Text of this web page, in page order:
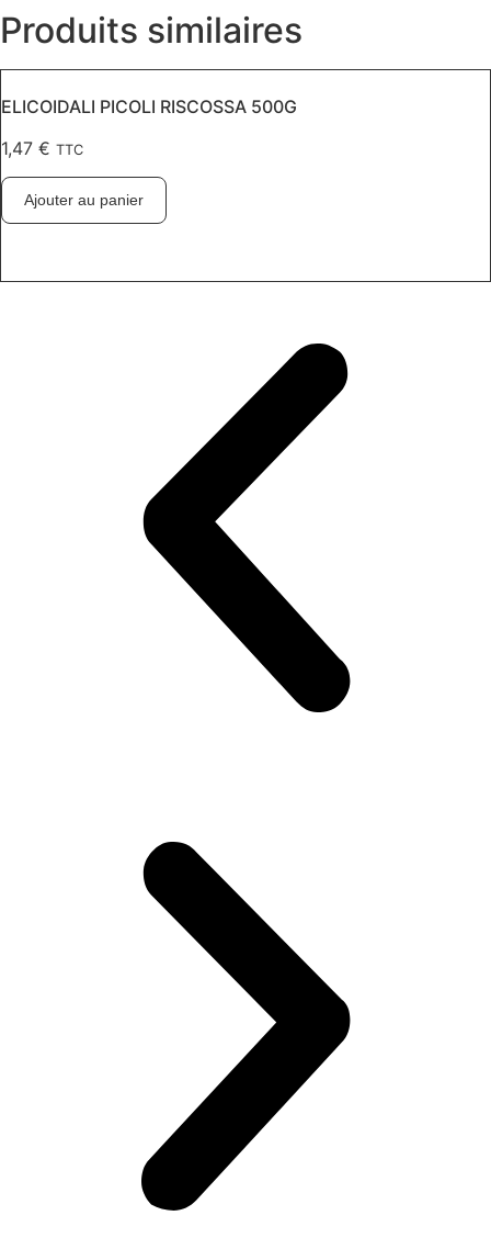
Produits similaires
ELICOIDALI PICOLI RISCOSSA 500G
1,47 € TTC
Ajouter au panier